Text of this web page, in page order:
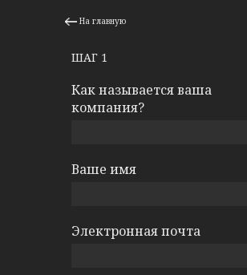
ШАГ 1
Как называется ваша
компания?
Ваше имя
Электронная почта
На главную